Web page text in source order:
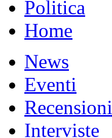
Politica
Home
News
Eventi
Recensioni
Interviste